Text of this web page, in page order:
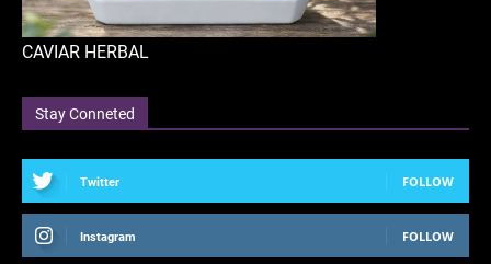
CAVIAR HERBAL
Stay Conneted
Twitter FOLLOW
Instagram FOLLOW